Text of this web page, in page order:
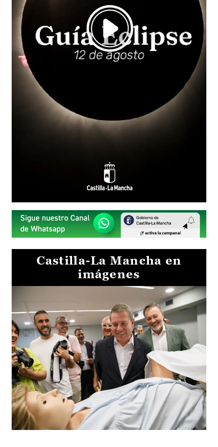
Castilla-La Mancha en
imágenes